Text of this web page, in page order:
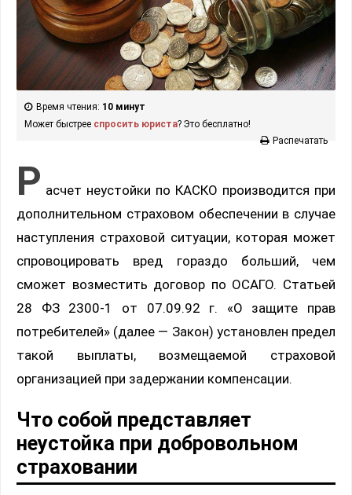
Время чтения: 10 минут
Может быстрее спросить юриста? Это бесплатно!
Распечатать
Р асчет неустойки по КАСКО производится при
дополнительном страховом обеспечении в случае
наступления страховой ситуации, которая может
спровоцировать вред гораздо больший, чем
сможет возместить договор по ОСАГО. Статьей
28 ФЗ 2300-1 от 07.09.92 г. «О защите прав
потребителей» (далее — Закон) установлен предел
такой выплаты, возмещаемой страховой
организацией при задержании компенсации.
Что собой представляет
неустойка при добровольном
страховании